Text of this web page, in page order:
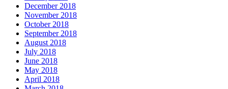
December 2018
November 2018
October 2018
September 2018
August 2018
July 2018
June 2018
May 2018
April 2018